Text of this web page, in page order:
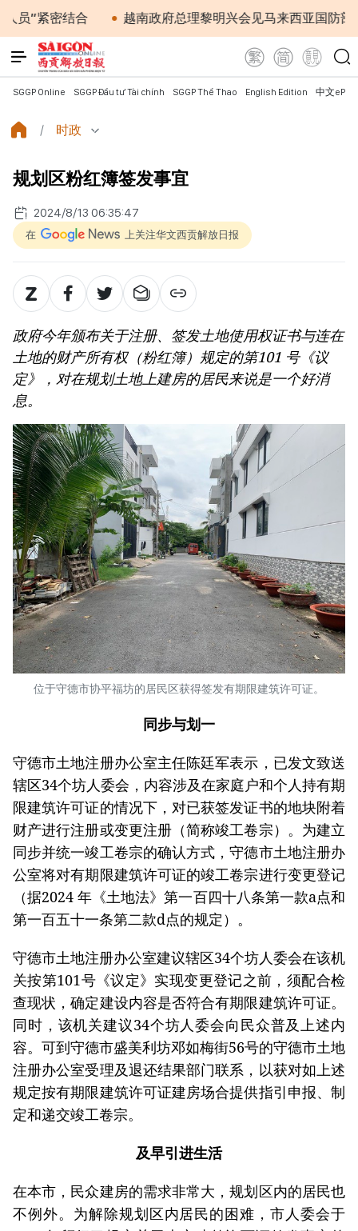
结合 越南政府总理黎明兴会见马来西亚国防部长
SGGP Online SGGP Đầu tư Tài chính SGGP Thể Thao English Edition 中文
时政
规划区粉红簿签发事宜
2024/8/13 06:35:47
在 上关注华文西贡解放日报
政府今年颁布关于注册、签发土地使用权证书与连在
土地的财产所有权（粉红簿）规定的第101 号《议
定》，对在规划土地上建房的居民来说是一个好消
息。
位于守德市协平福坊的居民区获得签发有期限建筑许可证。
同步与划一
守德市土地注册办公室主任陈廷军表示，已发文致送
辖区34个坊人委会，内容涉及在家庭户和个人持有期
限建筑许可证的情况下，对已获签发证书的地块附着
财产进行注册或变更注册（简称竣工卷宗）。为建立
同步并统一竣工卷宗的确认方式，守德市土地注册办
公室将对有期限建筑许可证的竣工卷宗进行变更登记
（据2024 年《土地法》第一百四十八条第一款a点和
第一百五十一条第二款d点的规定）。
守德市土地注册办公室建议辖区34个坊人委会在该机
关按第101号《议定》实现变更登记之前，须配合检
查现状，确定建设内容是否符合有期限建筑许可证。
同时，该机关建议34个坊人委会向民众普及上述内
容。可到守德市盛美利坊邓如梅街56号的守德市土地
注册办公室受理及退还结果部门联系，以获对如上述
规定按有期限建筑许可证建房场合提供指引申报、制
定和递交竣工卷宗。
及早引进生活
在本市，民众建房的需求非常大，规划区内的居民也
不例外。为解除规划区内居民的困难，市人委会于